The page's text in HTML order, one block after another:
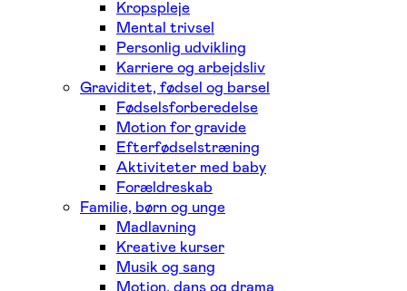
Kropspleje
Mental trivsel
Personlig udvikling
Karriere og arbejdsliv
Graviditet, fødsel og barsel
Fødselsforberedelse
Motion for gravide
Efterfødselstræning
Aktiviteter med baby
Forældreskab
Familie, børn og unge
Madlavning
Kreative kurser
Musik og sang
Motion, dans og drama